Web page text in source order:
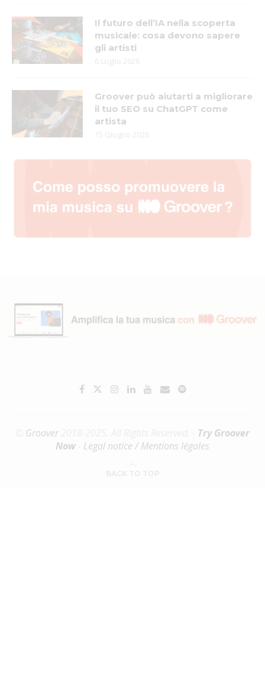
Il futuro dell’IA nella scoperta
musicale: cosa devono sapere
gli artisti
6 Luglio 2026
Groover può aiutarti a migliorare
il tuo SEO su ChatGPT come
artista
15 Giugno 2026
Groover2018-2025. All Rights Reserved. - Try Groover
Now
Legal notice / Mentions légales